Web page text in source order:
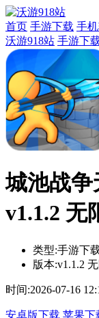
首页 手游下载 手
沃游918站 手游下
城池战
v1.1.2 无
类型:手游下
版本:v1.1.2
时间:2026-07-16
安卓版下载 苹果下